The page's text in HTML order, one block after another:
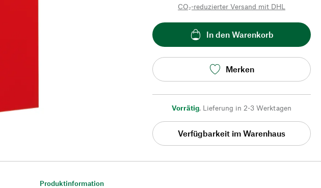
CO₂-reduzierter Versand mit DHL
In den Warenkorb
Merken
Vorrätig, Lieferung in 2-3 Werktagen
Verfügbarkeit im Warenhaus
Produktinformation